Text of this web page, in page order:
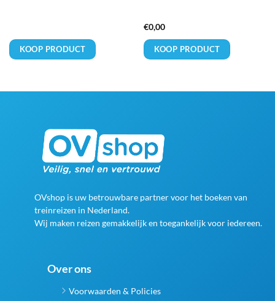
KOOP PRODUCT
€0,00
KOOP PRODUCT
OVshop is uw betrouwbare partner voor het boeken van
treinreizen in Nederland.
Wij maken reizen gemakkelijk en toegankelijk voor iedereen.
Over ons
Voorwaarden & Policies